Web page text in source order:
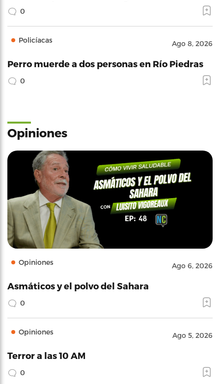
0
Policíacas Ago 8, 2026
Perro muerde a dos personas en Río Piedras
0
Opiniones
Opiniones Ago 6, 2026
Asmáticos y el polvo del Sahara
0
Opiniones Ago 5, 2026
Terror a las 10 AM
0